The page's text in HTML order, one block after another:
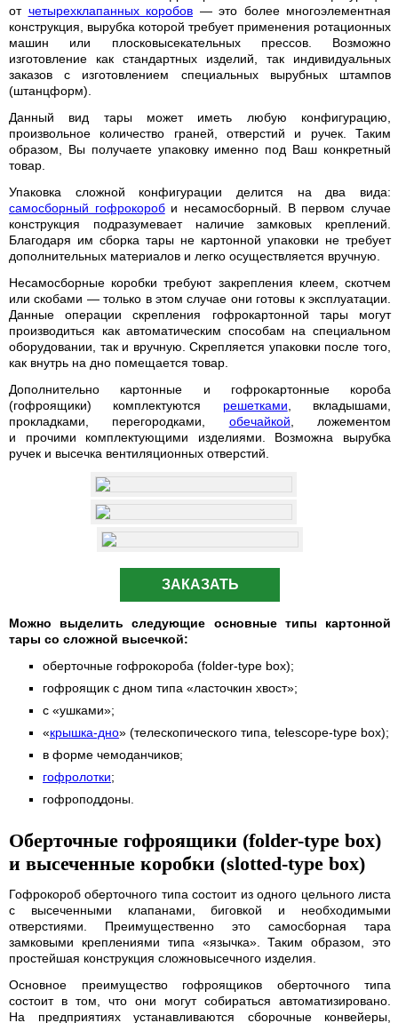
конструкции
Коробка «крышка-дно»
Самосборные коробки
от четырехклапанных коробов — это более многоэлементная
конструкция, вырубка которой требует применения ротационных
машин или плосковысекательных прессов. Возможно
изготовление как стандартных изделий, так индивидуальных
заказов с изготовлением специальных вырубных штампов
(штанцформ).
Данный вид тары может иметь любую конфигурацию,
произвольное количество граней, отверстий и ручек. Таким
образом, Вы получаете упаковку именно под Ваш конкретный
товар.
Упаковка сложной конфигурации делится на два вида:
самосборный гофрокороби несамосборный. В первом случае
конструкция подразумевает наличие замковых креплений.
Благодаря им сборка тары не картонной упаковки не требует
дополнительных материалов и легко осуществляется вручную.
Несамосборные коробки требуют закрепления клеем, скотчем
или скобами — только в этом случае они готовы к эксплуатации.
Данные операции скрепления гофрокартонной тары могут
производиться как автоматическим способам на специальном
оборудовании, так и вручную. Скрепляется упаковки после того,
как внутрь на дно помещается товар.
Дополнительно картонные и гофрокартонные короба
(гофроящики) комплектуются решетками , вкладышами,
прокладками, перегородками, обечайкой , ложементом
и прочими комплектующими изделиями. Возможна вырубка
ручек и высечка вентиляционных отверстий.
ЗАКАЗАТЬ
Можно выделить следующие основные типы картонной
тары со сложной высечкой:
оберточные гофрокороба (folder-type box);
гофроящик с дном типа «ласточкин хвост»;
с «ушками»;
«крышка-дно» (телескопического типа, telescope-type box);
в форме чемоданчиков;
гофролотки;
гофроподдоны.
Оберточные гофроящики (folder-type box)
и высеченные коробки (slotted-type box)
Гофрокороб оберточного типа состоит из одного цельного листа
с высеченными клапанами, биговкой и необходимыми
отверстиями. Преимущественно это самосборная тара
замковыми креплениями типа «язычка». Таким образом, это
простейшая конструкция сложновысечного изделия.
Основное преимущество гофроящиков оберточного типа
состоит в том, что они могут собираться автоматизировано.
На предприятиях устанавливаются сборочные конвейеры,